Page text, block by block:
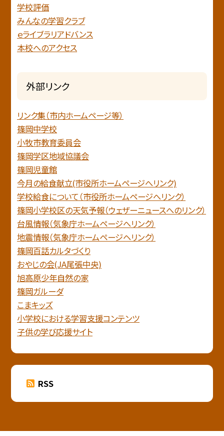
学校評価
みんなの学習クラブ
ｅライブラリアドバンス
本校へのアクセス
外部リンク
リンク集（市内ホームページ等）
篠岡中学校
小牧市教育委員会
篠岡学区地域協議会
篠岡児童館
今月の給食献立(市役所ホームページへリンク)
学校給食について（市役所ホームページへリンク）
篠岡小学校区の天気予報（ウェザーニュースへのリンク）
台風情報（気象庁ホームページへリンク）
地震情報（気象庁ホームページヘリンク）
篠岡百話カルタづくり
おやじの会(JA尾張中央)
旭高原少年自然の家
篠岡ガルーダ
こまキッズ
小学校における学習支援コンテンツ
子供の学び応援サイト
RSS